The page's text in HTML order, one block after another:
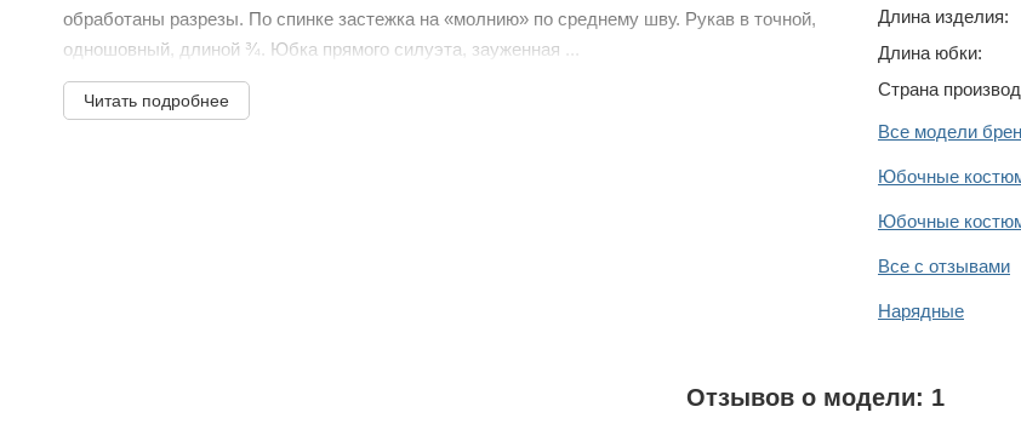
обработаны разрезы. По спинке застежка на «молнию» по среднему шву. Рукав в точной,
одношовный, длиной ¾. Юбка прямого силуэта, зауженная ...
Читать подробнее
Длина изделия:
Длина юбки:
Страна
Все модели
Юбочные
Юбочные
Все с отзывами
Нарядные
Отзывов о модели: 1